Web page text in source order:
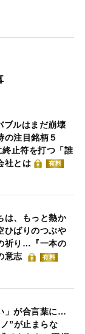
ブルはまだ崩壊
注目銘柄５
止符を打つ「誰
社とは
有料
は、もっと熱か
ひばりのつぶや
祈り…『一本の
意志
有料
」が合言葉に…
”が止まらな